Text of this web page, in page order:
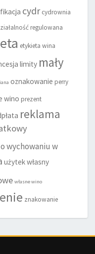
cydr cydrownia
regulowana
etykieta wina
limity mały
oznakowanie perry
wino prezent
reklama
wychowaniu w
użytek własny
własne wino
znakowanie